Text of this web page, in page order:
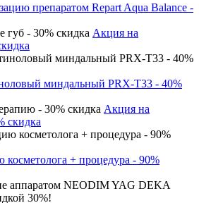
препаратом Repart Aqua Balance -
Акция на
миндальный PRX-T33 - 40%
Акция на
скидка
косметолога + процедура - 90%